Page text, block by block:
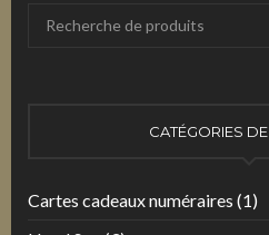
CATÉGORIES
Cartes cadeaux numéraires (1)